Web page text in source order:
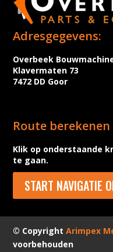
Adresgegevens:
Overbeek
Klavermaten 73
7472 DD Goor
Route berekenen
Klik op onderstaande
te gaan.
START NAVIGATIE
© CopyrightArimpex
voorbehouden